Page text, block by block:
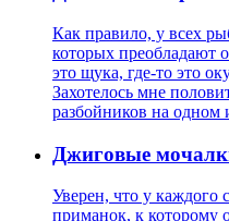
Как правило, у всех
которых преобладают
это щука, где-то это
Захотелось мне
разбойников на одном
Джиговые
Уверен, что у каждого
приманок, к которому